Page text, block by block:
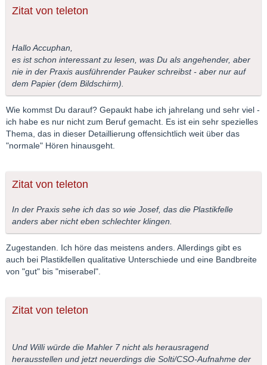
Zitat von teleton
Hallo Accuphan,
es ist schon interessant zu lesen, was Du als angehender, aber
nie in der Praxis ausführender Pauker schreibst - aber nur auf
dem Papier (dem Bildschirm).
Wie kommst Du darauf? Gepaukt habe ich jahrelang und sehr viel -
ich habe es nur nicht zum Beruf gemacht. Es ist ein sehr spezielles
Thema, das in dieser Detaillierung offensichtlich weit über das
"normale" Hören hinausgeht.
Zitat von teleton
In der Praxis sehe ich das so wie Josef, das die Plastikfelle
anders aber nicht eben schlechter klingen.
Zugestanden. Ich höre das meistens anders. Allerdings gibt es
auch bei Plastikfellen qualitative Unterschiede und eine Bandbreite
von "gut" bis "miserabel".
Zitat von teleton
Und Willi würde die Mahler 7 nicht als herausragend
herausstellen und jetzt neuerdings die Solti/CSO-Aufnahme der